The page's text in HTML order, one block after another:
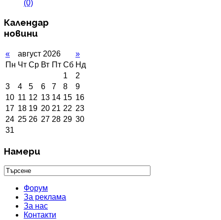
(0)
Календар
новини
« август 2026
»
Пн Чт Ср Вт Пт Сб Нд
1
2
3
4 5 6 7 8
9
10 11 12 13 14 15 16
17 18 19 20 21 22 23
24 25 26 27 28 29 30
31
Намери
Форум
За реклама
За нас
Контакти